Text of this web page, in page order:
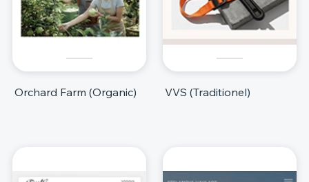
Orchard Farm (Organic) VVS (Traditionel)